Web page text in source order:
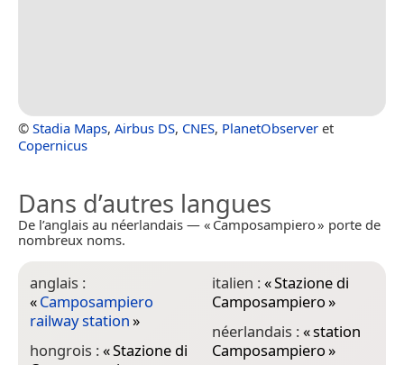
© Stadia Maps, Airbus DS, CNES, PlanetObserver et
Copernicus
Dans d’autres langues
De l’anglais au néerlandais — « Camposampiero » porte de
nombreux noms.
anglais :
«Camposampiero
railway station»
hongrois :«Stazione di
italien :«Stazione di
Camposampiero»
néerlandais :«station
Camposampiero»